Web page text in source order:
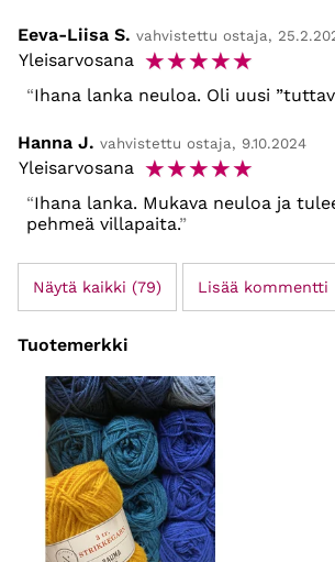
Eeva-Liisa S. vahvistettu ostaja,
Yleisarvosana ☆☆☆☆☆
Ihana lanka neuloa. Oli uusi
Hanna J. vahvistettu ostaja, 9.10.2024
Yleisarvosana ☆☆☆☆☆
Ihana lanka. Mukava neuloa ja
pehmeä villapaita.
Näytä kaikki (79) Lisää kommentti
Tuotemerkki